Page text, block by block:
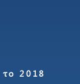
2018